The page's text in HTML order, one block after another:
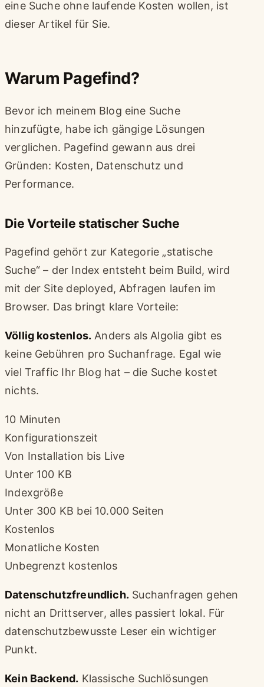
eine Suche ohne laufende Kosten wollen, ist
dieser Artikel für Sie.
Warum Pagefind?
Bevor ich meinem Blog eine Suche
hinzufügte, habe ich gängige Lösungen
verglichen. Pagefind gewann aus drei
Gründen: Kosten, Datenschutz und
Performance.
Die Vorteile statischer Suche
Pagefind gehört zur Kategorie „statische
Suche“ – der Index entsteht beim Build, wird
mit der Site deployed, Abfragen laufen im
Browser. Das bringt klare Vorteile:
Völlig kostenlos. Anders als Algolia gibt es
keine Gebühren pro Suchanfrage. Egal wie
viel Traffic Ihr Blog hat – die Suche kostet
nichts.
10 Minuten
Konfigurationszeit
Von Installation bis Live
Unter 100 KB
Indexgröße
Unter 300 KB bei 10.000 Seiten
Kostenlos
Monatliche Kosten
Unbegrenzt kostenlos
Datenschutzfreundlich. Suchanfragen gehen
nicht an Drittserver, alles passiert lokal. Für
datenschutzbewusste Leser ein wichtiger
Punkt.
Kein Backend. Klassische Suchlösungen